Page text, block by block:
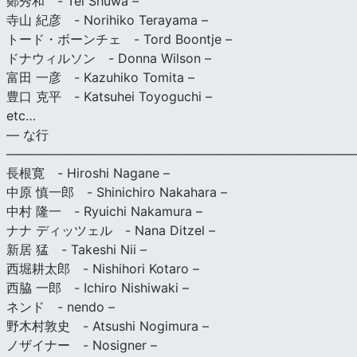
寺山 紀彦 - Norihiko Terayama –
トード・ボーンチェ - Tord Boontje –
ドナウィルソン - Donna Wilson –
富田 一彦 - Kazuhiko Tomita –
豊口 克平 - Katsuhei Toyoguchi –
etc…
— な行
長根寛 - Hiroshi Nagane –
中原 慎一郎 - Shinichiro Nakahara –
中村 隆一 - Ryuichi Nakamura –
ナナ ディッツェル - Nana Ditzel –
新居 猛 - Takeshi Nii –
西堀耕太郎 - Nishihori Kotaro –
西脇 一郎 - Ichiro Nishiwaki –
ネンド - nendo –
野木村敦史 - Atsushi Nogimura –
ノザイナー - Nosigner –